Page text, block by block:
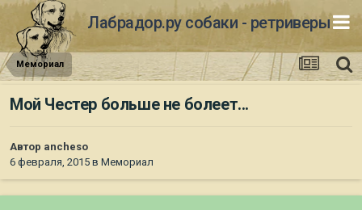
Лабрадор.ру собаки - ретриверы
Мемориал
Мой Честер больше не болеет...
Автор ancheso
6 февраля, 2015 в Мемориал